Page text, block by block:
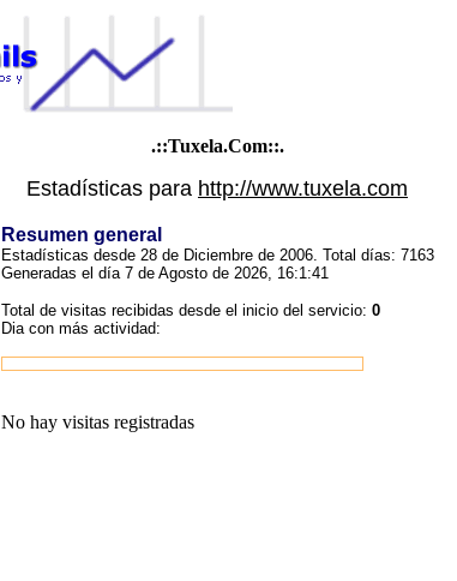
.::Tuxela.Com::.
Estadísticas para http://www.tuxela.com
Resumen general
Estadísticas desde 28 de Diciembre de 2006. Total días: 7163
Generadas el día 7 de Agosto de 2026, 16:1:41
Total de visitas recibidas desde el inicio del servicio: 0
Dia con más actividad:
No hay visitas registradas